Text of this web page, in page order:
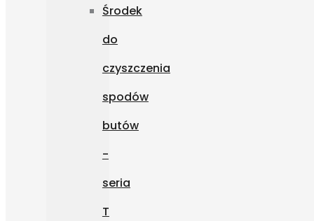
Środek
do
czyszczenia
spodów
butów
-
seria
T